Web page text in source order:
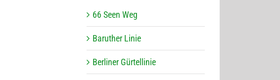
66 Seen Weg
Baru­ther Linie
Ber­li­ner Gürtellinie